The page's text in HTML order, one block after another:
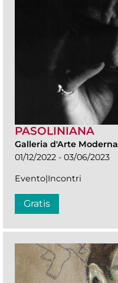
PASOLINIANA
Galleria d'Arte Moderna
01/12/2022 - 03/06/2023
Evento|Incontri
Gratis